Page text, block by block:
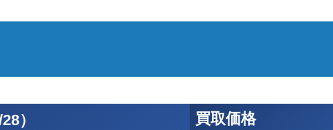
ライリール フ
ハーディ フライリール ブ
）
買取価格